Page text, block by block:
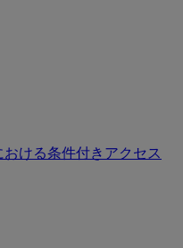
ける条件付きアクセス